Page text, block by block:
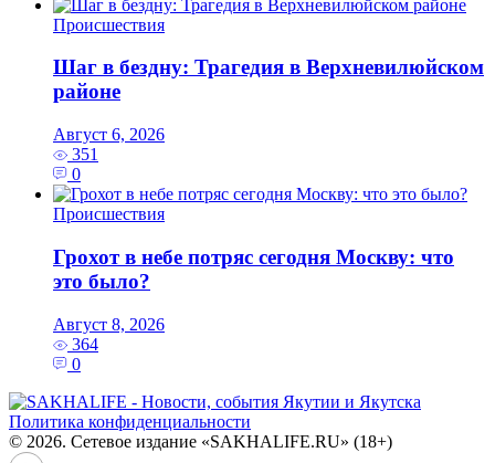
Происшествия
Шаг в бездну: Трагедия в Верхневилюйском
районе
Август 6, 2026
351
0
Происшествия
Грохот в небе потряс сегодня Москву: что
это было?
Август 8, 2026
364
0
Политика конфиденциальности
© 2026. Сетевое издание «SAKHALIFE.RU» (18+)